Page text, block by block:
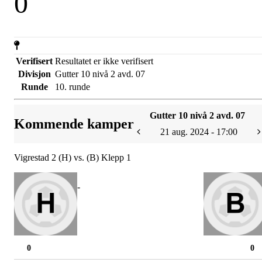
Verifisert Resultatet er ikke verifisert
Divisjon Gutter 10 nivå 2 avd. 07
Runde
10. runde
Kommende kamper
Gutter 10 nivå 2 avd. 07
21 aug. 2024 - 17:00
Vigrestad 2 (H) vs. (B) Klepp 1
-
0
0